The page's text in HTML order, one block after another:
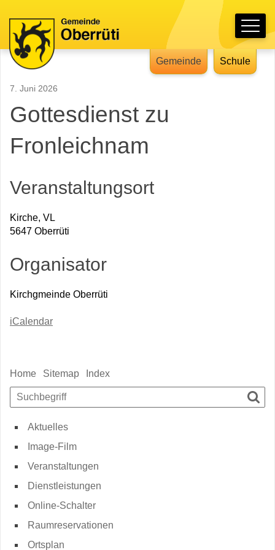
Navigieren in Oberrüti
Gemeinde Schule
Gottesdienst zu
Fronleichnam
7. Juni 2026
Veranstaltungsort
Kirche, VL
5647 Oberrüti
Organisator
Kirchgmeinde Oberrüti
iCalendar
Sidebar
Home Sitemap
Index
Suchbegriff
Aktuelles
Image-Film
Veranstaltungen
Dienstleistungen
Online-Schalter
Raumreservationen
Ortsplan